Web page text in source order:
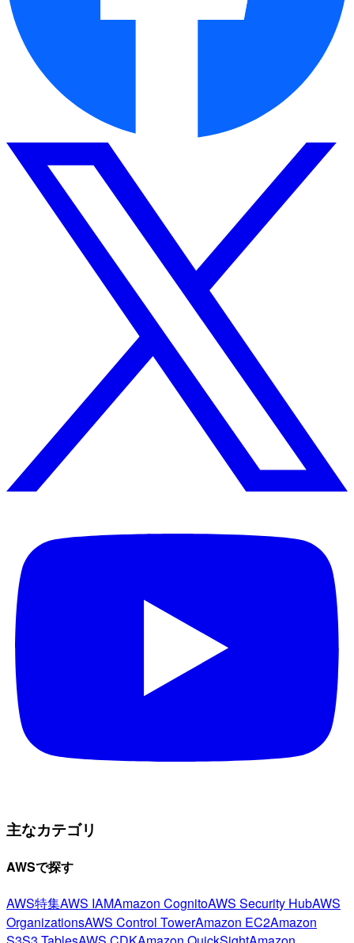
主なカテゴリ
AWSで探す
AWS特集AWS IAMAmazon CognitoAWS Security HubAWS
OrganizationsAWS Control TowerAmazon EC2Amazon